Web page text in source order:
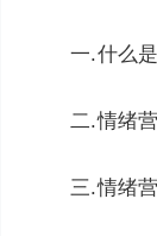
一.什么
二.情绪
三.情绪